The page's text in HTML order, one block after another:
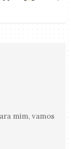
mim, vamos